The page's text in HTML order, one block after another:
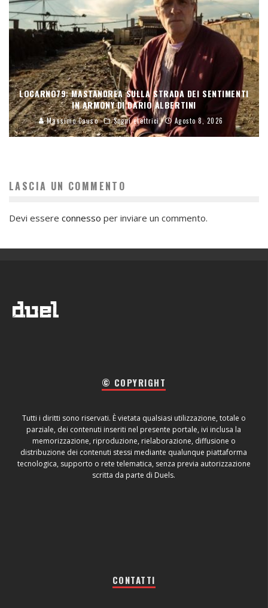
LOCARNO79: MASTANDREA SULLA STRADA DEI SENTIMENTI
IN ARMONY DI DARIO ALBERTINI
Massimo Causo Sogni elettrici Agosto 8, 2026
LASCIA UN COMMENTO
Devi essere connesso per inviare un commento.
© COPYRIGHT
Tutti i diritti sono riservati. È vietata qualsiasi utilizzazione, totale o
parziale, dei contenuti inseriti nel presente portale, ivi inclusa la
memorizzazione, riproduzione, rielaborazione, diffusione o
distribuzione dei contenuti stessi mediante qualunque piattaforma
tecnologica, supporto o rete telematica, senza previa autorizzazione
scritta da parte di Duels.
CONTATTI